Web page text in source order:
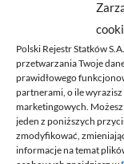
Polski Rejestr Statków
przetwarzania Twoje
prawidłowego
partnerami, o ile
marketingowych.
jeden z poniższych
zmodyfikować,
informacje na temat